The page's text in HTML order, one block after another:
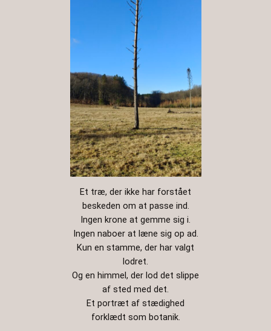
Et træ, der ikke har forstået
beskeden om at passe ind.
Ingen krone at gemme sig i.
Ingen naboer at læne sig op ad.
Kun en stamme, der har valgt
lodret.
Og en himmel, der lod det slippe
af sted med det.
Et portræt af stædighed
forklædt som botanik.